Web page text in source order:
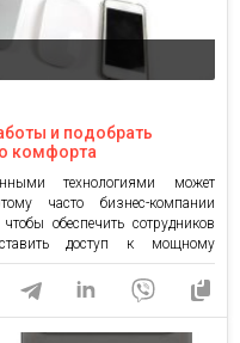
и подобрать
комфорта
технологиями может
часто бизнес-компании
обеспечить сотрудников
доступ к мощному
Как выбрать гаджеты
предлагающих оборудование
от Apple для бизнеса. Бренд